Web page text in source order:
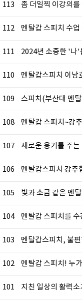
113 좀 더일찍 이강의
112 멘탈갑 스피치 수
111 2024년 소중한 '나'
110 멘탈갑스피치 이
109 스피치(부산대 멘
108 멘탈갑 스피치~강
107 새로운 용기를 주
106 멘탈갑스피치 강
105 빛과 소금 같은 멘
104 멘탈갑 스피치를
103 멘탈갑스피치, 불
102 멘탈갑 스피치! 누
101 지친 일상의 활력